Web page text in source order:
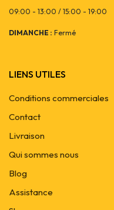
09:00 - 13:00 / 15:00 - 19:00
DIMANCHE : Fermé
LIENS UTILES
Conditions commerciales
Contact
Livraison
Qui sommes nous
Blog
Assistance